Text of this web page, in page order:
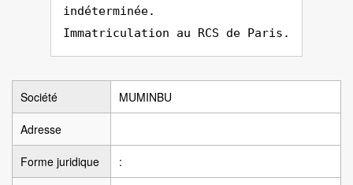
indéterminée.
Immatriculation au RCS de Paris.
Société MUMINBU
Adresse
Forme juridique :